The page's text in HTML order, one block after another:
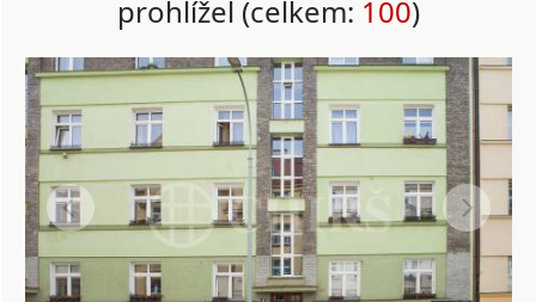
prohlížel (celkem: 100)